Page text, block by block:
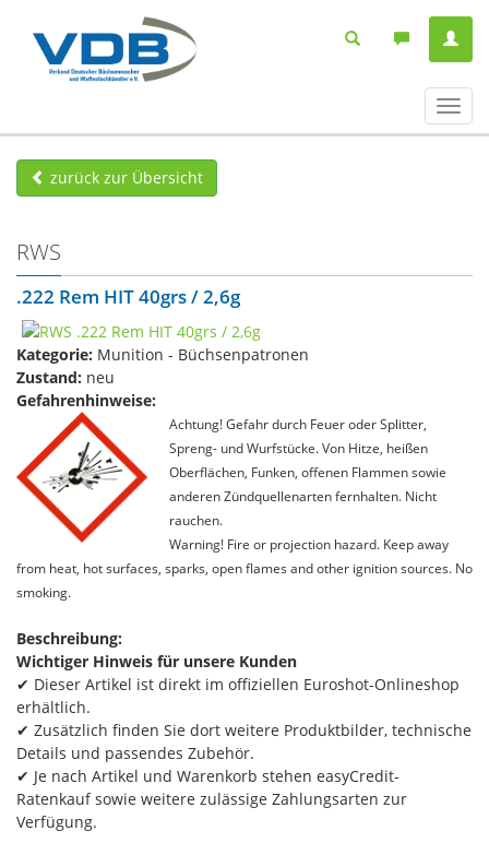
ein-/
zurück zur Übersicht
RWS
.222 Rem HIT 40grs / 2,6g
Kategorie: Munition - Büchsenpatronen
Zustand: neu
Gefahrenhinweise:
Achtung! Gefahr durch Feuer oder Splitter,
Spreng- und Wurfstücke. Von Hitze, heißen
Oberflächen, Funken, offenen Flammen sowie
anderen Zündquellenarten fernhalten. Nicht
rauchen.
Warning! Fire or projection hazard. Keep away
from heat, hot surfaces, sparks, open flames and other ignition sources. No
smoking.
Beschreibung:
Wichtiger Hinweis für unsere Kunden
✔ Dieser Artikel ist direkt im offiziellen Euroshot-Onlineshop
erhältlich.
✔ Zusätzlich finden Sie dort weitere Produktbilder, technische
Details und passendes Zubehör.
✔ Je nach Artikel und Warenkorb stehen easyCredit-
Ratenkauf sowie weitere zulässige Zahlungsarten zur
Verfügung.